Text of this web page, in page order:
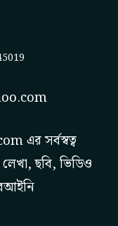
এর সর্বস্বত্ব
ছবি, ভিডিও